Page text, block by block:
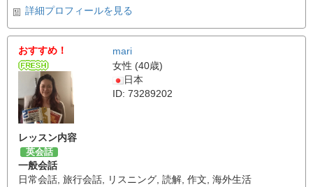
詳細プロフィールを見る
おすすめ！
mari
女性 (40歳)
日本
ID: 73289202
レッスン内容
英会話
一般会話
日常会話, 旅行会話, リスニング, 読解, 作文, 海外生活